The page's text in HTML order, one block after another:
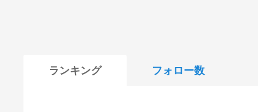
ランキング フォロー数